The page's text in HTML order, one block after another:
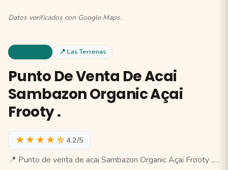
Datos verificados con Google Maps.
📍 Las Terrenas
Punto De Venta De Acai
Sambazon Organic Açai
Frooty .
★★★★☆ 4.2/5
📍 Punto de venta de acai Sambazon Organic Açai Frooty .,…